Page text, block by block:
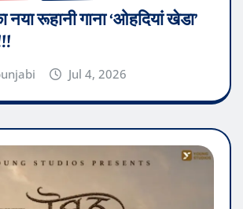
रूहानी गाना ‘ओहदियां खेडा’
Jul 4, 2026